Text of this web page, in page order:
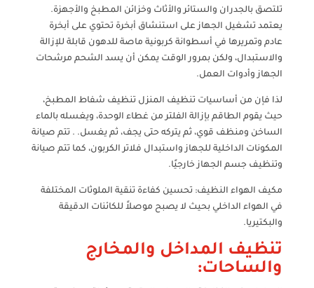
تلتصق بالجدران والستائر والأثاث وخزائن المطبخ والأجهزة.
يعتمد تشغيل الجهاز على استنشاق أبخرة تحتوي على أبخرة
عادم وتمريرها في أسطوانة كربونية ماصة للدهون قابلة للإزالة
والاستبدال، ولكن بمرور الوقت يمكن أن يسد الشحم مرشحات
الجهاز وأدوات العمل.
لذا فإن من أساسيات تنظيف المنزل تنظيف شفاط المطبخ،
حيث يقوم الطاقم بإزالة الفلتر من غطاء الوحدة، ويغسله بالماء
الساخن ومنظف قوي، ثم يتركه حتى يجف، ثم يغسل. . تتم صيانة
المكونات الداخلية للجهاز واستبدال فلاتر الكربون، كما تتم صيانة
وتنظيف جسم الجهاز خارجيًا.
مكيف الهواء النظيف: تحسين كفاءة تنقية الملوثات المختلفة
في الهواء الداخلي بحيث لا يصبح موصلاً للكائنات الدقيقة
والبكتيريا.
تنظيف المداخل والمخارج
والساحات: